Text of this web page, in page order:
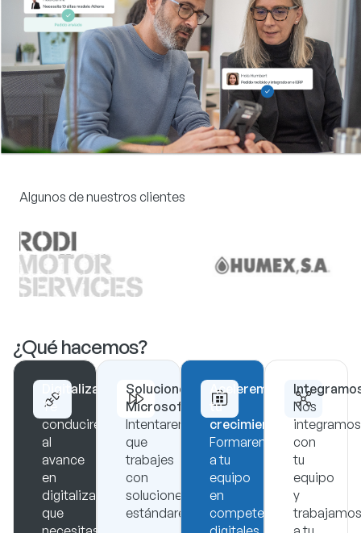
Algunos de nuestros clientes
¿Qué hacemos?
Digitalización
Te
conduciremos
al
avance
en
digitalización
que
Soluciones
Microsoft
Intentaremos
que
trabajes
con
soluciones
estándares.
Aceleremos
tu
crecimiento
Formaremos
a tu
equipo
en
competencias
Nos
integramos
con
tu
equipo
y
trabajamos